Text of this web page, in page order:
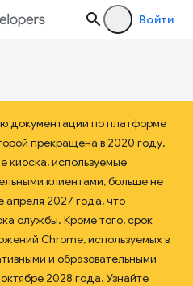
Войти
документации по платформе
прекращена в 2020 году.
киоска, используемые
клиентами, больше не
апреля 2027 года, что
службы. Кроме того, срок
Chrome, используемых в
и образовательными
2028 года. Узнайте